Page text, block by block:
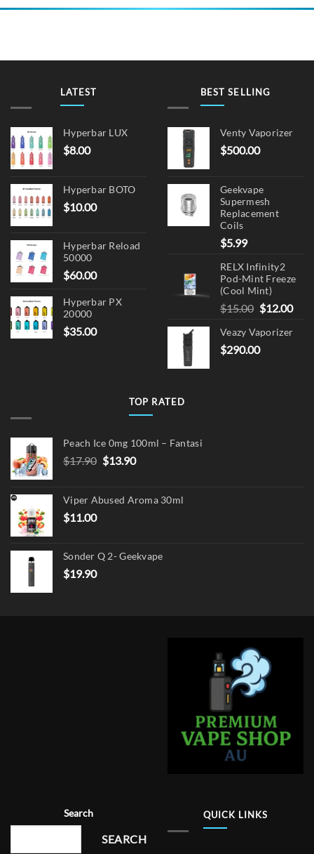
LATEST
Hyperbar LUX
$8.00
Hyperbar BOTO
$10.00
Hyperbar Reload
50000
$60.00
Hyperbar PX
20000
$35.00
BEST SELLING
Venty Vaporizer
$500.00
Geekvape
Supermesh
Replacement
Coils
$5.99
RELX Infinity2
Pod-Mint Freeze
(Cool Mint)
$15.00 Original
was:
$15.00.
$12.00
Veazy Vaporizer
$290.00
TOP RATED
Peach Ice 0mg 100ml – Fantasi
$17.90 Original
$17.90.
$13.90Current
$13.90.
Viper Abused Aroma 30ml
$11.00
Sonder Q 2- Geekvape
$19.90
Search
SEARCH
QUICK LINKS